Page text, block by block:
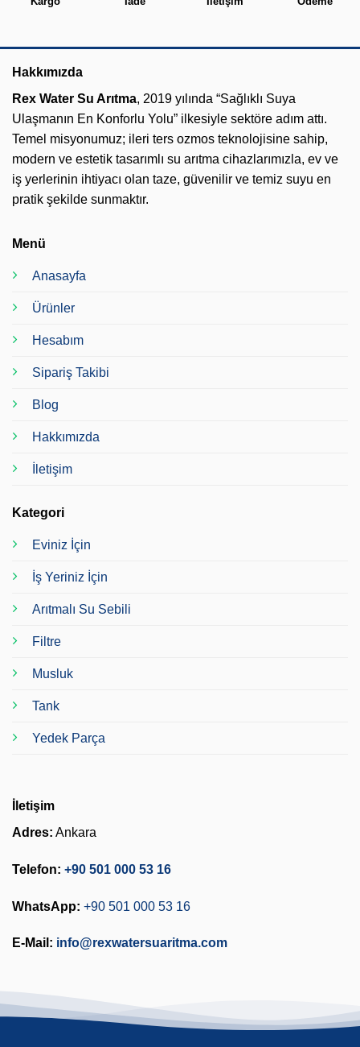
Hakkımızda
Rex Water Su Arıtma, 2019 yılında “Sağlıklı Suya
Ulaşmanın En Konforlu Yolu” ilkesiyle sektöre adım attı.
Temel misyonumuz; ileri ters ozmos teknolojisine sahip,
modern ve estetik tasarımlı su arıtma cihazlarımızla, ev ve
iş yerlerinin ihtiyacı olan taze, güvenilir ve temiz suyu en
pratik şekilde sunmaktır.
Menü
Anasayfa
Ürünler
Hesabım
Sipariş Takibi
Blog
Hakkımızda
İletişim
Kategori
Eviniz İçin
İş Yeriniz İçin
Arıtmalı Su Sebili
Filtre
Musluk
Tank
Yedek Parça
İletişim
Adres: Ankara
Telefon: +90 501 000 53 16
WhatsApp: +90 501 000 53 16
E-Mail: info@rexwatersuaritma.com